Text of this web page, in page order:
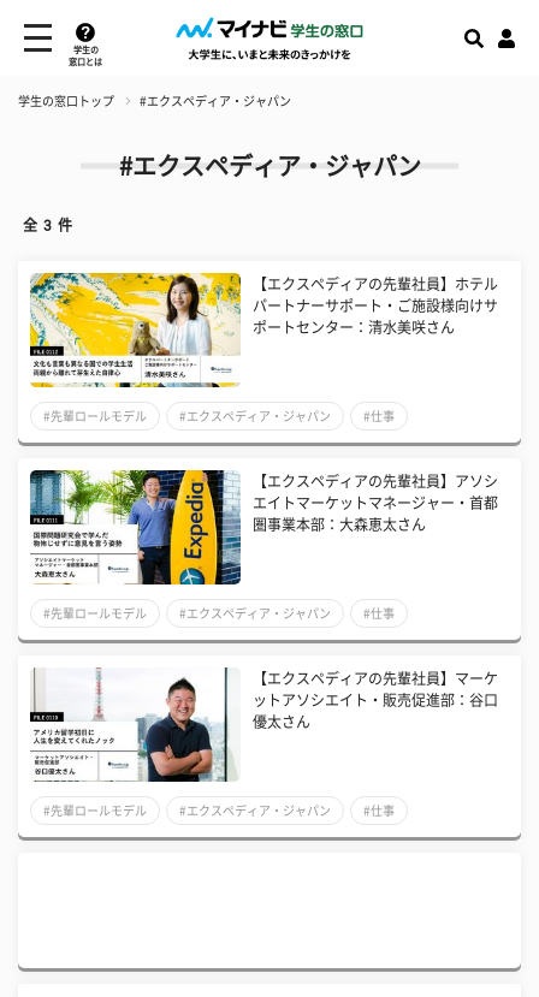
学生の
窓口とは
学生の窓口トップ #エクスペディア・ジャパン
#エクスペディア・ジャパン
全 3 件
【エクスペディアの先輩社員】ホテル
パートナーサポート・ご施設様向けサ
ポートセンター：清水美咲さん
#先輩ロールモデル #エクスペディア・ジャパン #仕事
【エクスペディアの先輩社員】アソシ
エイトマーケットマネージャー・首都
圏事業本部：大森恵太さん
#先輩ロールモデル #エクスペディア・ジャパン #仕事
【エクスペディアの先輩社員】マーケ
ットアソシエイト・販売促進部：谷口
優太さん
#先輩ロールモデル #エクスペディア・ジャパン #仕事